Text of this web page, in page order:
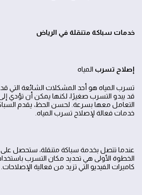
خدمات سباكة متنقلة في الرياض
إصلاح تسرب المياه
تسرب المياه هو أحد المشكلات الشائعة التي
قد يبدو التسرب صغيرًا، لكنها يمكن أن تؤدي
التعامل معها بسرعة. لحسن الحظ، يقدم
خدمات فعالة لإصلاح تسرب المياه.
عندما تتصل بخدمة سباكة متنقلة، ستحصل
الخطوة الأولى هي تحديد مكان التسرب
كاميرات الفيديو التي تزيد من فعالية الإصلاحات.